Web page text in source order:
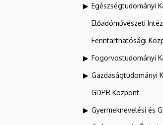
Egészségtudományi
Előadóművészeti
Fenntarthatósági
Fogorvostudományi
Gazdaságtudományi
GDPR Központ
Gyermeknevelési és